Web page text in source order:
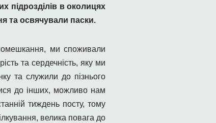
підрозділів в околицях
та освячували паски.
ми споживали
та сердечність, яку ми
та служили до пізнього
до інших, можливо нам
тиждень посту, тому
велика повага до